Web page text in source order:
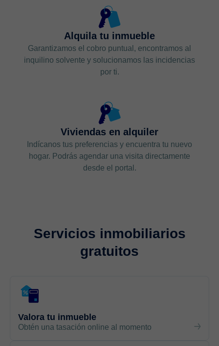
Alquila tu inmueble
Garantizamos el cobro puntual, encontramos al
inquilino solvente y solucionamos las incidencias
por ti.
Viviendas en alquiler
Indícanos tus preferencias y encuentra tu nuevo
hogar. Podrás agendar una visita directamente
desde el portal.
Servicios inmobiliarios
gratuitos
Valora tu inmueble
Obtén una tasación online al momento